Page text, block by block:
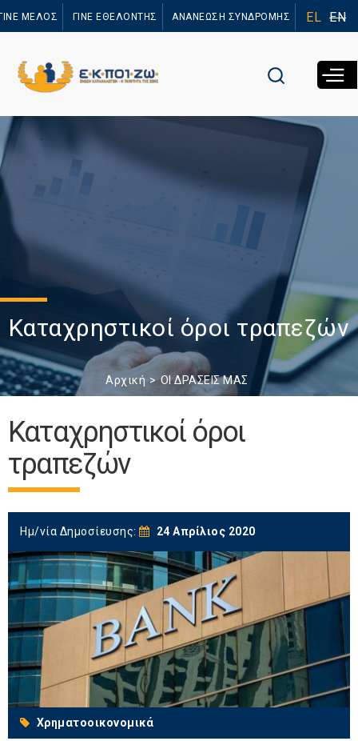
προς το
ΜΕΛΟΣ ΓΙΝΕ ΕΘΕΛΟΝΤΗΣ ΑΝΑΝΕΩΣΗ ΣΥΝΔΡΟΜΗΣ EL EN
Καταχρηστικοί όροι τραπεζών
Αρχική ΟΙ ΔΡΑΣΕΙΣ ΜΑΣ
Καταχρηστικοί όροι
τραπεζών
Ημ/νία Δημοσίευσης: 24 Απρίλιος 2020
Χρηματοοικονομικά